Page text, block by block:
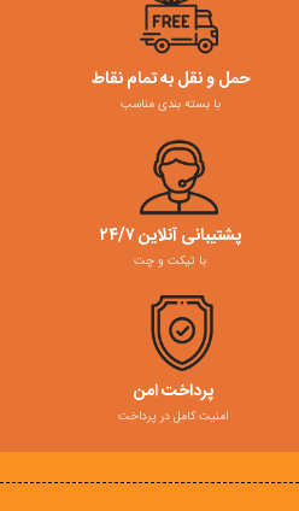
حمل و نقل به تمام نقاط
با بسته بندی مناسب
پشتیبانی آنلاین ۲۴/۷
با تیکت و چت
پرداخت امن
امنیت کامل در پرداخت